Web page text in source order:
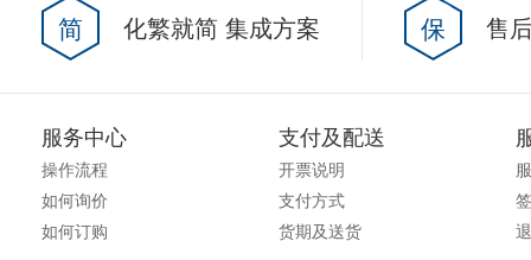
简 化繁就简 集成方案 保 售
服务中心
操作流程
如何询价
如何订购
支付及配送
开票说明
支付方式
货期及送货